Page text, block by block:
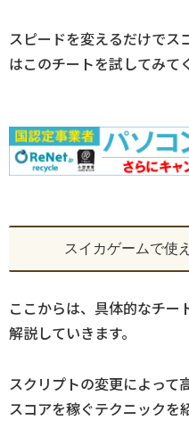
スピードを変えるだけでス
はこのチートを試してみて
スイカゲームで使
ここからは、具体的なチー
解説していきます。
スクリプトの変更によって
スコアを稼ぐテクニックを